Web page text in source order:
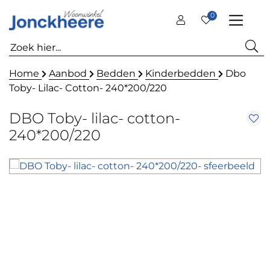
0
Home Aanbod Bedden Kinderbedden
Dbo
Toby- Lilac- Cotton- 240*200/220
DBO Toby- lilac- cotton-
240*200/220